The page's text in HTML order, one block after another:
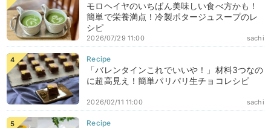
モロヘイヤのいちばん美味しい食べ方かも！
簡単で栄養満点！冷製ポタージュスープのレ
シピ
sachi
2026/07/29 11:00
「バレンタインこれでいいや！」材料3つなの
に超高見え！簡単パリパリ生チョコレシピ
sachi
2026/02/11 11:00